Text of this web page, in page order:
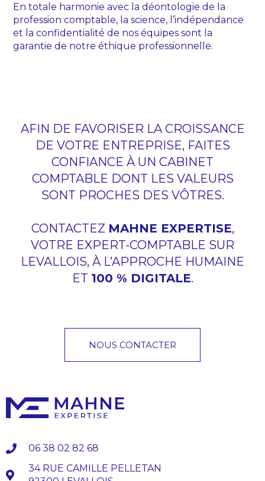
En totale harmonie avec la déontologie de la
profession comptable, la science, l’indépendance
et la confidentialité de nos équipes sont la
garantie de notre éthique professionnelle.
AFIN DE FAVORISER LA CROISSANCE
DE VOTRE ENTREPRISE, FAITES
CONFIANCE À UN CABINET
COMPTABLE DONT LES VALEURS
SONT PROCHES DES VÔTRES.
CONTACTEZ MAHNE EXPERTISE,
VOTRE EXPERT-COMPTABLE SUR
LEVALLOIS, À L’APPROCHE HUMAINE
ET 100 % DIGITALE.
NOUS CONTACTER
06 38 02 82 68
34 RUE CAMILLE PELLETAN